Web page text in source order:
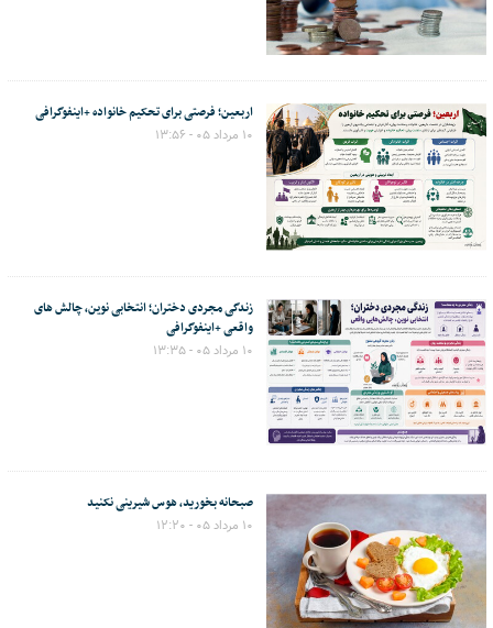
اربعین؛ فرصتی برای تحکیم خانواده +اینفوگرافی
۱۰ مرداد ۰۵ - ۱۳:۵۶
زندگی مجردی دختران؛ انتخابی نوین، چالش های
واقعی +اینفوگرافی
۱۰ مرداد ۰۵ - ۱۳:۳۵
صبحانه بخورید، هوس شیرینی نکنید
۱۰ مرداد ۰۵ - ۱۲:۲۰